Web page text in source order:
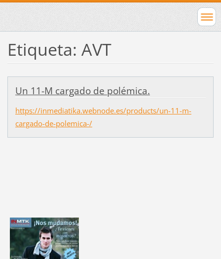
Etiqueta: AVT
Un 11-M cargado de polémica.
https://inmediatika.webnode.es/products/un-11-m-
cargado-de-polemica-/